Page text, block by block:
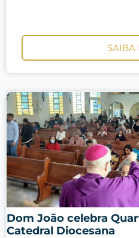
SAIBA
Dom João celebra
Catedral Diocesana